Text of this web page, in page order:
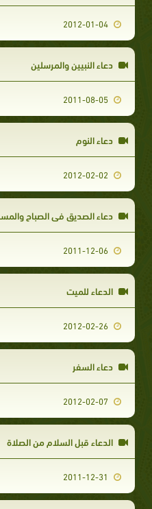
دعاء النبيين والمرسلين
دعاء النوم
دعاء الصديق في الصباح
الدعاء للميت
دعاء السفر
الدعاء قبل السلام من الصلاة